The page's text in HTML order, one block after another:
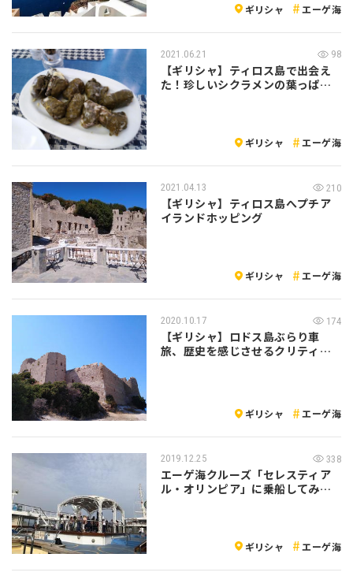
ギリシャ エーゲ海
2021.06.21 98
【ギリシャ】ティロス島で出会え
た！珍しいシクラメンの葉っぱ料
ギリシャ エーゲ海
2021.04.13 210
【ギリシャ】ティロス島へプチア
イランドホッピング
ギリシャ エーゲ海
2020.10.17 174
【ギリシャ】ロドス島ぶらり車
旅、歴史を感じさせるクリティニ
ギリシャ エーゲ海
2019.12.25 338
エーゲ海クルーズ「セレスティア
ル・オリンピア」に乗船してみよ
ギリシャ エーゲ海